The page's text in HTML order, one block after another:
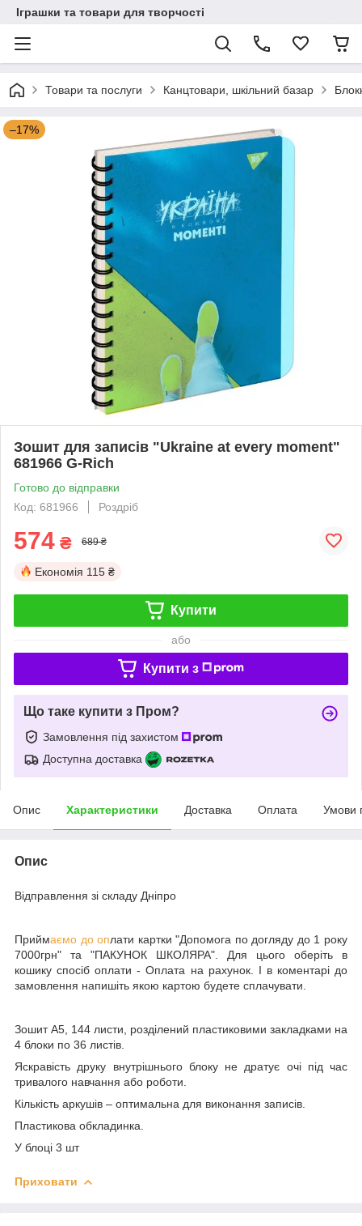
Іграшки та товари для творчості
Товари та послуги Канцтовари, шкільний базар
–17%
Зошит для записів "Ukraine at every moment"
681966 G-Rich
Готово до відправки
Код: 681966
Роздріб
574 ₴ 689 ₴
Економія 115 ₴
Купити
або
Купити з
Що таке купити з Пром?
Замовлення під захистом
Доступна доставка
Опис Характеристики Доставка Оплата Умови
Опис
Відправлення зі складу Дніпро
Приймаємо до оплати картки "Допомога по догляду до 1 року
7000грн" та "ПАКУНОК ШКОЛЯРА". Для цього оберіть в
кошику спосіб оплати - Оплата на рахунок. І в коментарі до
замовлення напишіть якою картою будете сплачувати.
Зошит А5, 144 листи, розділений пластиковими закладками на
4 блоки по 36 листів.
Яскравість друку внутрішнього блоку не дратує очі під час
тривалого навчання або роботи.
Кількість аркушів – оптимальна для виконання записів.
Пластикова обкладинка.
У блоці 3 шт
Приховати